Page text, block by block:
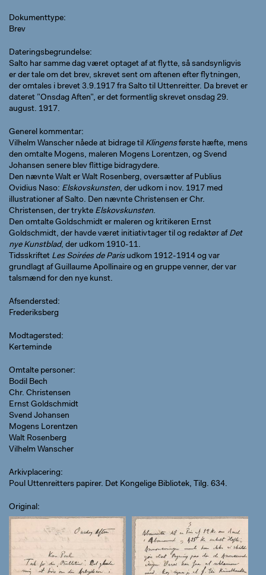
Dokumenttype
Brev
Dateringsbegrundelse
Salto har samme dag været optaget af at flytte, så sandsynligvis
er der tale om det brev, skrevet sent om aftenen efter flytningen,
der omtales i brevet 3.9.1917 fra Salto til Uttenreitter. Da brevet er
dateret ”Onsdag Aften”, er det formentlig skrevet onsdag 29.
august. 1917.
Generel kommentar
Vilhelm Wanscher nåede at bidrage til Klingensførste hæfte, mens
den omtalte Mogens, maleren Mogens Lorentzen, og Svend
Johansen senere blev flittige bidragydere.
Den nævnte Walt er Walt Rosenberg, oversætter af Publius
Ovidius Naso: Elskovskunsten, der udkom i nov. 1917 med
illustrationer af Salto. Den nævnte Christensen er Chr.
Christensen, der trykte Elskovskunsten.
Den omtalte Goldschmidt er maleren og kritikeren Ernst
Goldschmidt, der havde været initiativtager til og redaktør af Det
nye Kunstblad, der udkom 1910-11.
Tidsskriftet Les Soirées de Parisudkom 1912-1914 og var
grundlagt af Guillaume Apollinaire og en gruppe venner, der var
talsmænd for den nye kunst.
Afsendersted
Frederiksberg
Modtagersted
Kerteminde
Omtalte personer
Bodil Bech
Chr. Christensen
Ernst Goldschmidt
Svend Johansen
Mogens Lorentzen
Walt Rosenberg
Vilhelm Wanscher
Arkivplacering
Poul Uttenreitters papirer. Det Kongelige Bibliotek, Tilg. 634.
Original